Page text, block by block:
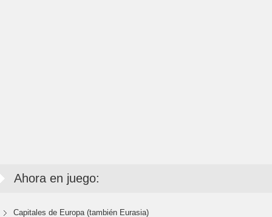
Ahora en juego:
Capitales de Europa (también Eurasia)